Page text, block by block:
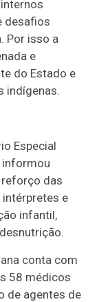
desafios
Por isso a
e
do Estado e
indígenas.
Especial
informou
das
e
infantil,
conta com
58 médicos
de agentes de